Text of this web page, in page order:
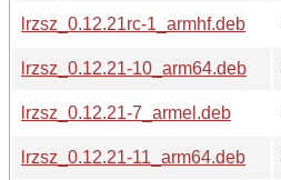
lrzsz_0.12.21rc-1_armhf.deb
lrzsz_0.12.21-10_arm64.deb
lrzsz_0.12.21-7_armel.deb
lrzsz_0.12.21-11_arm64.deb